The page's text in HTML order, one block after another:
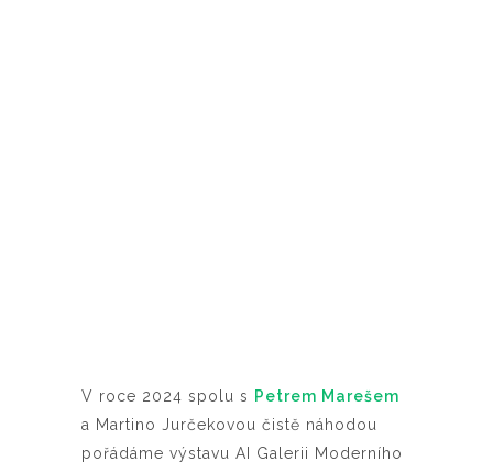
V roce 2024 spolu s Petrem Marešem
a Martino Jurčekovou čistě náhodou
pořádáme výstavu AI Galerii Moderního